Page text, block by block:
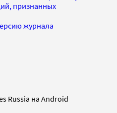
признанных
журнала
Russia на Android